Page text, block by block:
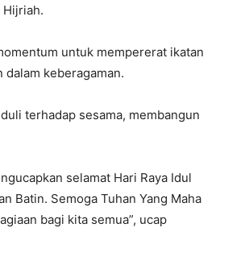
Hijriah.
untuk mempererat ikatan
keberagaman.
terhadap sesama, membangun
selamat Hari Raya Idul
Batin. Semoga Tuhan Yang Maha
bagi kita semua”, ucap